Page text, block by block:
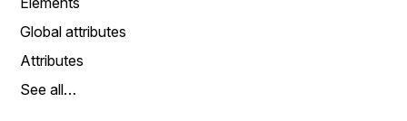
Global attributes
Attributes
See all…